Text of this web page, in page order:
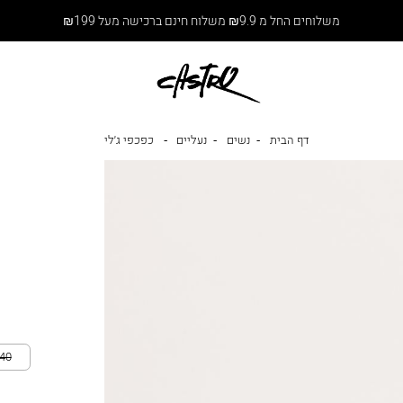
משלוחים החל מ ₪9.9 משלוח חינם ברכישה מעל ₪199
דף הבית נשים נעליים כפכפי ג׳לי